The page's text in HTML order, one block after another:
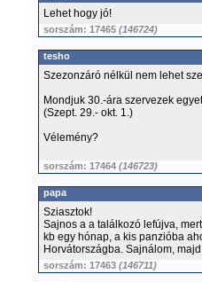
Lehet hogy jó!
sorszám: 17465 (146724)
tesho
Szezonzáró nélkül nem lehet
Mondjuk 30.-ára szervezek
(Szept. 29.- okt. 1.)
Vélemény?
sorszám: 17464 (146723)
papa
Sziasztok!
Sajnos a a találkozó lefújva,
kb egy hónap, a kis panzióba
Horvátországba. Sajnálom,
sorszám: 17463 (146711)